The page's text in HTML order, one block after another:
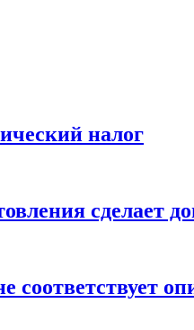
налог
сделает
соответствует